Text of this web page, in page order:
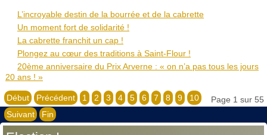
L’incroyable destin de la bourrée et de la cabrette
Un moment fort de solidarité !
La cabrette franchit un cap !
Plongez au cœur des traditions à Saint-Flour !
20ème anniversaire du Prix Arverne : « on n’a pas tous les jours
20 ans ! »
Page 1 sur 55
Début Précédent 1 2 3 4 5 6 7 8 9
10
Suivant
Fin